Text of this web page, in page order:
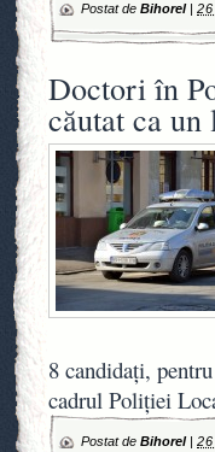
Postat de Bihorel|
Doctori în
căutat ca
8 candidaţi,
cadrul Poliţiei
Postat de Bihorel|